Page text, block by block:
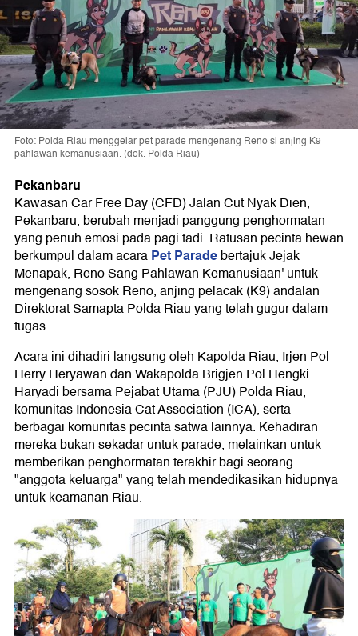
Foto: Polda Riau menggelar pet parade mengenang Reno si anjing K9
pahlawan kemanusiaan. (dok. Polda Riau)
Pekanbaru-
Kawasan Car Free Day (CFD) Jalan Cut Nyak Dien,
Pekanbaru, berubah menjadi panggung penghormatan
yang penuh emosi pada pagi tadi. Ratusan pecinta hewan
berkumpul dalam acaraPet Paradebertajuk Jejak
Menapak, Reno Sang Pahlawan Kemanusiaan' untuk
mengenang sosok Reno, anjing pelacak (K9) andalan
Direktorat Samapta Polda Riau yang telah gugur dalam
tugas.
Acara ini dihadiri langsung oleh Kapolda Riau, Irjen Pol
Herry Heryawan dan Wakapolda Brigjen Pol Hengki
Haryadi bersama Pejabat Utama (PJU) Polda Riau,
komunitas Indonesia Cat Association (ICA), serta
berbagai komunitas pecinta satwa lainnya. Kehadiran
mereka bukan sekadar untuk parade, melainkan untuk
memberikan penghormatan terakhir bagi seorang
"anggota keluarga" yang telah mendedikasikan hidupnya
untuk keamanan Riau.